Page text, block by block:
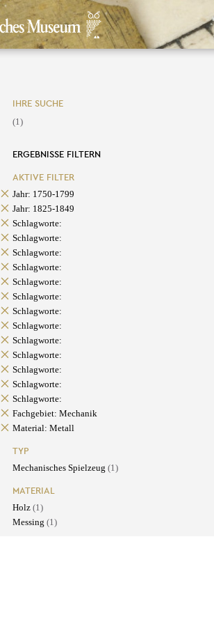
IHRE SUCHE
(1)
ERGEBNISSE FILTERN
AKTIVE FILTER
Jahr: 1750-1799
Jahr: 1825-1849
Schlagworte:
Schlagworte:
Schlagworte:
Schlagworte:
Schlagworte:
Schlagworte:
Schlagworte:
Schlagworte:
Schlagworte:
Schlagworte:
Schlagworte:
Schlagworte:
Schlagworte:
Fachgebiet: Mechanik
Material: Metall
TYP
Mechanisches Spielzeug (1)
MATERIAL
Holz (1)
Messing (1)